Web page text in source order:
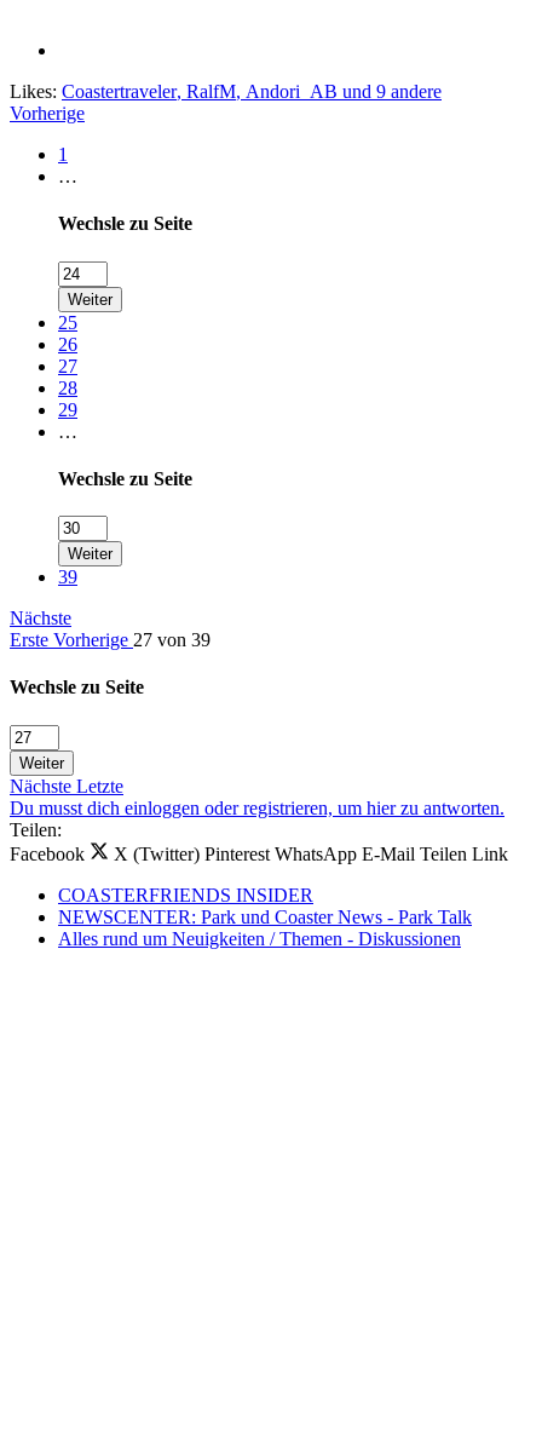
Likes: Coastertraveler, RalfM, Andori_AB und 9 andere
Vorherige
1
…
Wechsle zu Seite
Weiter
25
26
27
28
29
…
Wechsle zu Seite
Weiter
39
Nächste
Erste Vorherige 27 von 39
Wechsle zu Seite
Weiter
Nächste Letzte
Du musst dich einloggen oder registrieren, um hier zu antworten.
Teilen:
Facebook
X (Twitter) Pinterest WhatsApp E-Mail Teilen Link
COASTERFRIENDS INSIDER
NEWSCENTER: Park und Coaster News - Park Talk
Alles rund um Neuigkeiten / Themen - Diskussionen